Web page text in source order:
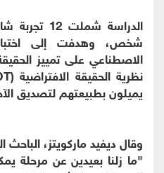
شخص، وهدفت إلى
الاصطناعي على تمييز
يميلون بطبيعتهم لتصديق
وقال ديفيد ماركويتز، الباحث
"ما زلنا بعيدين عن مرحلة